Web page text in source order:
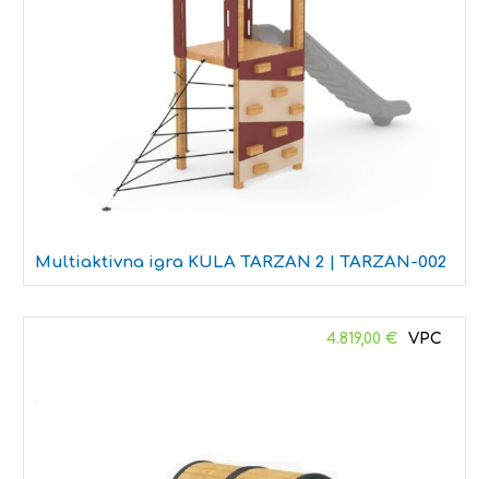
Multiaktivna igra KULA TARZAN 2 | TARZAN-002
4.819,00 €